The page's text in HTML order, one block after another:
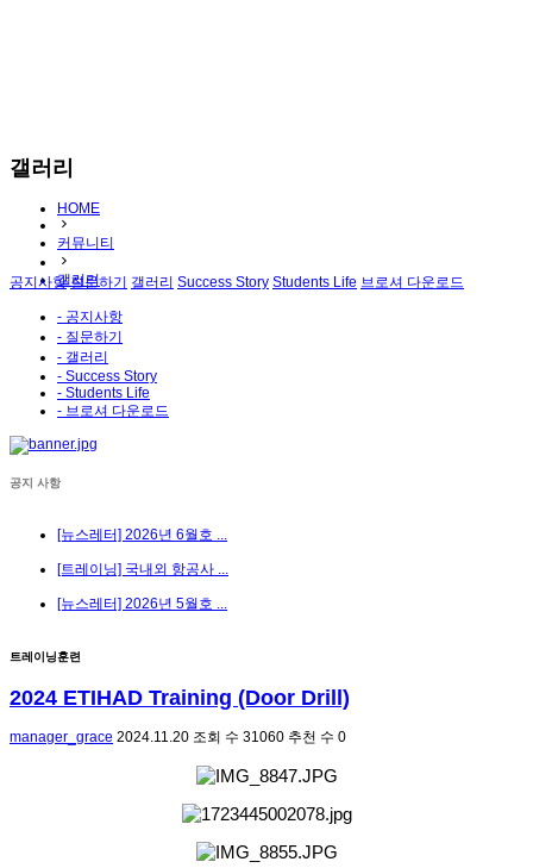
갤러리
HOME
커뮤니티
갤러리
공지사항 질문하기 갤러리 Success Story Students Life 브로셔 다운로드
- 공지사항
- 질문하기
- 갤러리
- Success Story
- Students Life
- 브로셔 다운로드
공지 사항
[뉴스레터] 2026년 6월호 ...
[트레이닝] 국내외 항공사 ...
[뉴스레터] 2026년 5월호 ...
트레이닝훈련
2024 ETIHAD Training (Door Drill)
manager_grace 2024.11.20 조회 수 31060 추천 수 0